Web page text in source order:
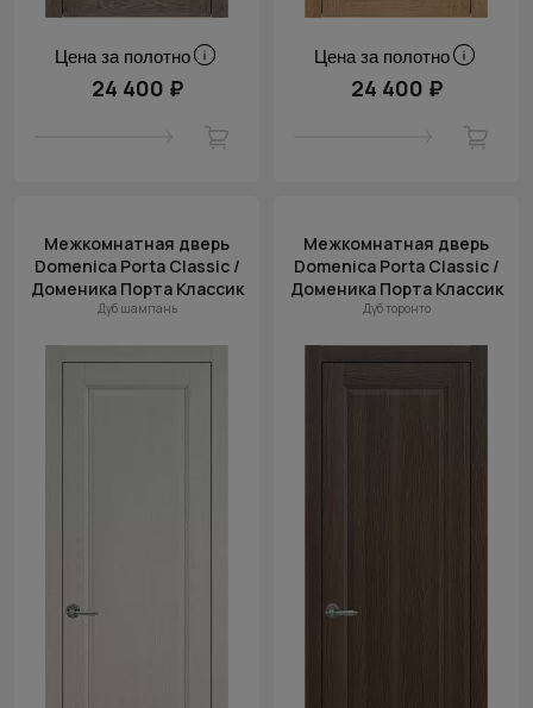
Цена за полотно
24 400 ₽
Цена за полотно
24 400 ₽
Межкомнатная дверь
Domenica Porta Classic /
Доменика Порта Классик
Дуб шампань
Межкомнатная дверь
Domenica Porta Classic /
Доменика Порта Классик
Дуб торонто